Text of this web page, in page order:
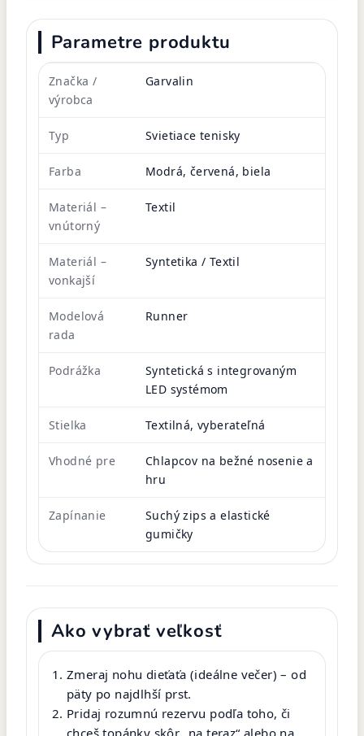
Parametre produktu
Značka /
výrobca
Garvalin
Typ Svietiace tenisky
Farba Modrá, červená, biela
Materiál –
vnútorný
Textil
Materiál –
vonkajší
Syntetika / Textil
Modelová
rada
Runner
Podrážka
Syntetická s integrovaným
LED systémom
Stielka Textilná, vyberateľná
Vhodné pre
Chlapcov na bežné nosenie a
hru
Zapínanie
Suchý zips a elastické
gumičky
Ako vybrať veľkosť
Zmeraj nohu dieťaťa (ideálne večer) – od
päty po najdlhší prst.
Pridaj rozumnú rezervu podľa toho, či
chceš topánky skôr „na teraz“ alebo na